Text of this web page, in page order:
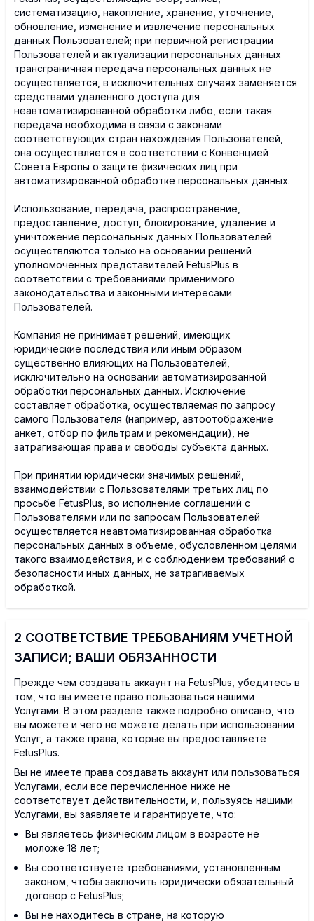
систематизацию, накопление, хранение, уточнение,
обновление, изменение и извлечение персональных
данных Пользователей; при первичной регистрации
Пользователей и актуализации персональных данных
трансграничная передача персональных данных не
осуществляется, в исключительных случаях заменяется
средствами удаленного доступа для
неавтоматизированной обработки либо, если такая
передача необходима в связи с законами
соответствующих стран нахождения Пользователей,
она осуществляется в соответствии с Конвенцией
Совета Европы о защите физических лиц при
автоматизированной обработке персональных данных.
Использование, передача, распространение,
предоставление, доступ, блокирование, удаление и
уничтожение персональных данных Пользователей
осуществляются только на основании решений
уполномоченных представителей FetusPlus в
соответствии с требованиями применимого
законодательства и законными интересами
Пользователей.
Компания не принимает решений, имеющих
юридические последствия или иным образом
существенно влияющих на Пользователей,
исключительно на основании автоматизированной
обработки персональных данных. Исключение
составляет обработка, осуществляемая по запросу
самого Пользователя (например, автоотображение
анкет, отбор по фильтрам и рекомендации), не
затрагивающая права и свободы субъекта данных.
При принятии юридически значимых решений,
взаимодействии с Пользователями третьих лиц по
просьбе FetusPlus, во исполнение соглашений с
Пользователями или по запросам Пользователей
осуществляется неавтоматизированная обработка
персональных данных в объеме, обусловленном целями
такого взаимодействия, и с соблюдением требований о
безопасности иных данных, не затрагиваемых
обработкой.
2 СООТВЕТСТВИЕ ТРЕБОВАНИЯМ УЧЕТНОЙ
ЗАПИСИ; ВАШИ ОБЯЗАННОСТИ
Прежде чем создавать аккаунт на FetusPlus, убедитесь в
том, что вы имеете право пользоваться нашими
Услугами. В этом разделе также подробно описано, что
вы можете и чего не можете делать при использовании
Услуг, а также права, которые вы предоставляете
FetusPlus.
Вы не имеете права создавать аккаунт или пользоваться
Услугами, если все перечисленное ниже не
соответствует действительности, и, пользуясь нашими
Услугами, вы заявляете и гарантируете, что:
Вы являетесь физическим лицом в возрасте не
моложе 18 лет;
Вы соответствуете требованиями, установленным
законом, чтобы заключить юридически обязательный
договор с FetusPlus;
Вы не находитесь в стране, на которую